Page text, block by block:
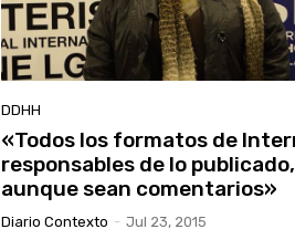
DDHH
«Todos los formatos de
responsables de lo publicado,
aunque sean comentarios»
Diario Contexto - Jul 23, 2015